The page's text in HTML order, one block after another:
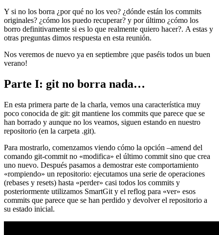
Y si no los borra ¿por qué no los veo? ¿dónde están los commits
originales? ¿cómo los puedo recuperar? y por último ¿cómo los
borro definitivamente si es lo que realmente quiero hacer?. A estas y
otras preguntas dimos respuesta en esta reunión.
Nos veremos de nuevo ya en septiembre ¡que paséis todos un buen
verano!
Parte I: git no borra nada…
En esta primera parte de la charla, vemos una característica muy
poco conocida de git: git mantiene los commits que parece que se
han borrado y aunque no los veamos, siguen estando en nuestro
repositorio (en la carpeta .git).
Para mostrarlo, comenzamos viendo cómo la opción –amend del
comando git-commit no «modifica» el último commit sino que crea
uno nuevo. Después pasamos a demostrar este comportamiento
«rompiendo» un repositorio: ejecutamos una serie de operaciones
(rebases y resets) hasta «perder» casi todos los commits y
posteriormente utilizamos SmartGit y el reflog para «ver» esos
commits que parece que se han perdido y devolver el repositorio a
su estado inicial.